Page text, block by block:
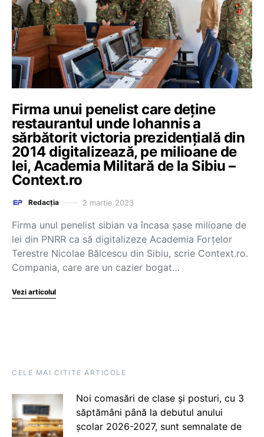
Firma unui penelist care deține
restaurantul unde Iohannis a
sărbătorit victoria prezidențială din
2014 digitalizează, pe milioane de
lei, Academia Militară de la Sibiu –
Context.ro
Redacția 2 martie 2023
Firma unul penelist sibian va încasa șase milioane de
lei din PNRR ca să digitalizeze Academia Forțelor
Terestre Nicolae Bălcescu din Sibiu, scrie Context.ro.
Compania, care are un cazier bogat…
Vezi articolul
CELE MAI CITITE ARTICOLE
Noi comasări de clase și posturi, cu 3
săptămâni până la debutul anului
școlar 2026-2027, sunt semnalate de